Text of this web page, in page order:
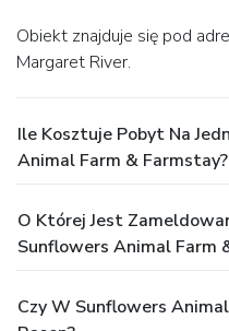
Obiekt znajduje się pod adresem 5561 Caves Road w
Margaret River.
Ile Kosztuje Pobyt Na
Animal Farm & Farmstay?
O Której Jest
Sunflowers Animal Farm
Czy W Sunflowers